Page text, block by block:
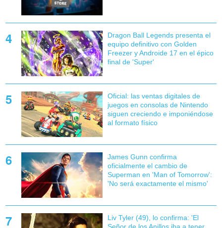
Dragon Ball Legends presenta el
equipo definitivo con Golden
Freezer y Androide 17 en el épico
final de 'Super'
Oficial: las ventas digitales de
juegos en consolas de Nintendo
siguen creciendo e imponiéndose
al formato físico
James Gunn confirma
oficialmente el cambio de
Superman en 'Man of Tomorrow':
'No será exactamente el mismo'
Liv Tyler (49), lo confirma: 'El